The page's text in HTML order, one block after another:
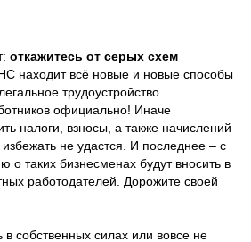
откажитесь от серых схем
находит всё новые и новые способы
трудоустройство.
официально! Иначе
налоги, взносы, а также начислений
не удастся. И последнее – с
о таких бизнесменах будут вносить в
работодателей. Дорожите своей
собственных силах или вовсе не